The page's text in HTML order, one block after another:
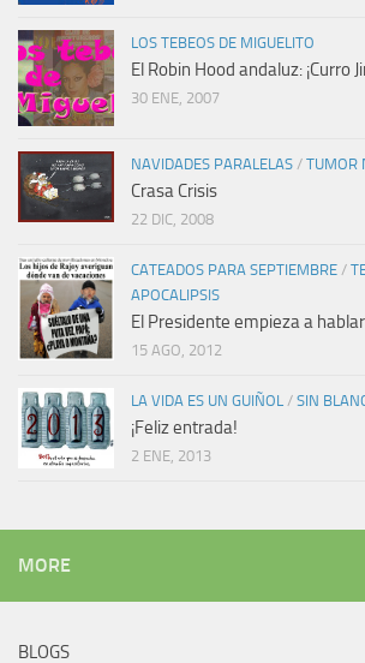
LOS TEBEOS DE MIGUELITO
El Robin Hood andaluz: ¡Curro
30 ENE, 2007
NAVIDADES PARALELAS / TUMOR
Crasa Crisis
22 DIC, 2008
CATEADOS PARA SEPTIEMBRE /
APOCALIPSIS
El Presidente empieza a
15 AGO, 2012
LA VIDA ES UN GUIÑOL / SIN
¡Feliz entrada!
2 ENE, 2013
MORE
BLOGS